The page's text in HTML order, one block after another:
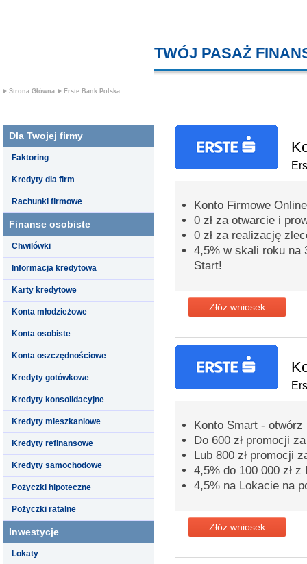
TWÓJ PASAŻ
Strona Główna Erste Bank Polska
Dla Twojej firmy
Faktoring
Kredyty dla firm
Rachunki firmowe
Finanse osobiste
Chwilówki
Informacja kredytowa
Karty kredytowe
Konta młodzieżowe
Konta osobiste
Konta oszczędnościowe
Kredyty gotówkowe
Kredyty konsolidacyjne
Kredyty mieszkaniowe
Kredyty refinansowe
Kredyty samochodowe
Pożyczki hipoteczne
Pożyczki ratalne
Inwestycje
Lokaty
Konto Firmowe Online
0 zł za otwarcie i
0 zł za realizację
4,5% w skali roku na
Start!
Złóż wniosek
Konto Smart -
Do 600 zł promocji
Lub 800 zł promocji
4,5% do 100 000 zł
4,5% na Lokacie na
Złóż wniosek